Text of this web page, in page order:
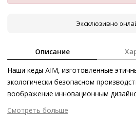
Эксклюзивно
Описание
Наши кеды AIM, изготовленные
экологически безопасном
воображение инновационным
подошвами и фронтальными
гармонично вписываются в
Смотреть больше